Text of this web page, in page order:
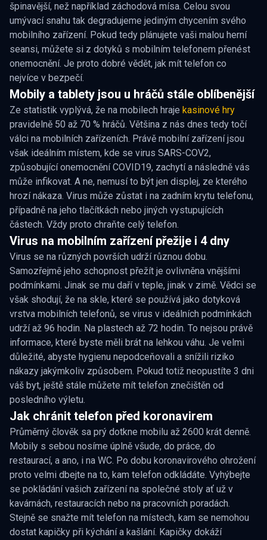
špinavější, než například záchodová mísa. Celou svou
umývací snahu tak degradujeme jediným chycením svého
mobilního zařízení. Pokud tedy plánujete vaši malou herní
seansi, můžete si z dotyků s mobilním telefonem přenést
onemocnění. Je proto dobré vědět, jak mít telefon co
nejvíce v bezpečí.
Mobily a tablety jsou u hráčů stále oblíbenější
Ze statistik vyplývá, že na mobilech hraje kasinové hry
pravidelně 50 až 70 % hráčů. Většina z nás dnes tedy točí
válci na mobilních zařízeních. Právě mobilní zařízení jsou
však ideálním místem, kde se virus SARS-COV2,
způsobující onemocnění COVID19, zachytí a následně vás
může infikovat. A ne, nemusí to být jen displej, ze kterého
hrozí nákaza. Virus může zůstat i na zadním krytu telefonu,
případně na jeho tlačítkách nebo jiných vystupujících
částech. Vždy proto chraňte celý telefon.
Virus na mobilním zařízení přežije i 4 dny
Virus se na různých površích udrží různou dobu.
Samozřejmě jeho schopnost přežít je ovlivněna vnějšími
podmínkami. Jinak se mu daří v teple, jinak v zimě. Vědci se
však shodují, že na skle, které se používá jako dotyková
vrstva mobilních telefonů, se virus v ideálních podmínkách
udrží až 96 hodin. Na plastech až 72 hodin. To nejsou právě
informace, které byste měli brát na lehkou váhu. Je velmi
důležité, abyste hygienu nepodceňovali a snížili riziko
nákazy jakýmkoliv způsobem. Pokud totiž neopustíte 3 dni
váš byt, ještě stále můžete mít telefon znečištěn od
posledního výletu.
Jak chránit telefon před koronavirem
Průměrný člověk sa prý dotkne mobilu až 2600 krát denně.
Mobily s sebou nosíme úplně všude, do práce, do
restaurací, a ano, i na WC. Po dobu koronavirového ohrožení
proto velmi dbejte na to, kam telefon odkládáte. Vyhýbejte
se pokládání vašich zařízení na společné stoly ať už v
kavárnách, restauracích nebo na pracovních poradách.
Stejně se snažte mít telefon na místech, kam se nemohou
dostat kapičky při kýchání a kašlání. Kapičky dokáží